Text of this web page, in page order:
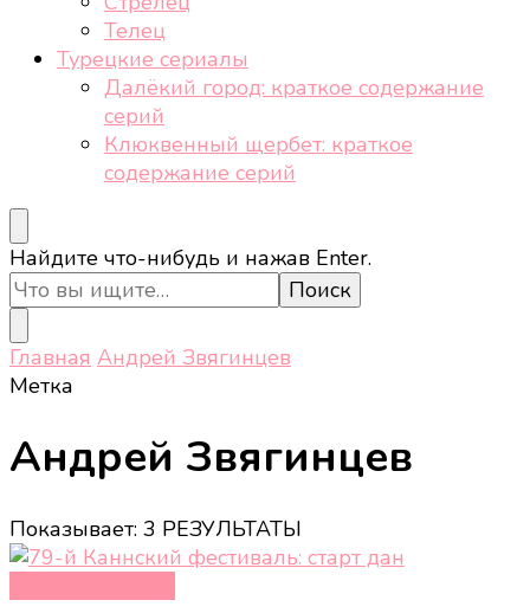
Телец
Турецкие сериалы
Далёкий город: краткое содержание
серий
Клюквенный щербет: краткое
содержание серий
Ищите
что-
то?
Найдите что-нибудь и нажав Enter.
Главная Андрей Звягинцев
Метка
Андрей Звягинцев
Показывает: 3 РЕЗУЛЬТАТЫ